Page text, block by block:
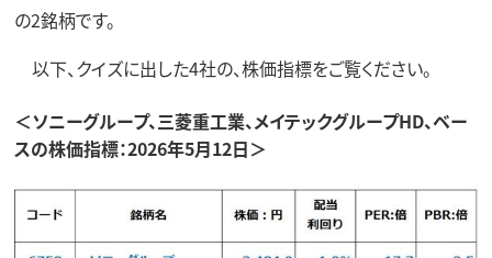
の2銘柄です。
以下、クイズに出した4社の、株価指標をご覧ください。
＜ソニーグループ、三菱重工業、メイテックグループHD、ベー
スの株価指標：2026年5月12日＞